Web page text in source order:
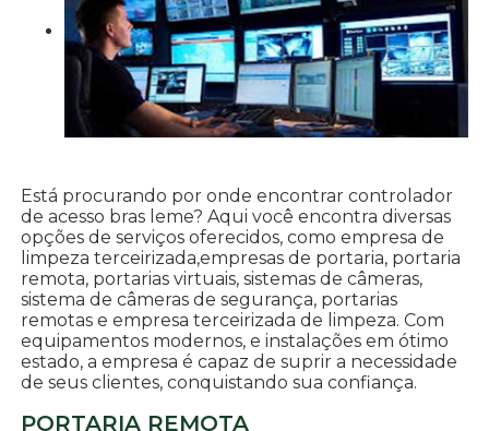
Está procurando por onde encontrar controlador
de acesso bras leme? Aqui você encontra diversas
opções de serviços oferecidos, como empresa de
limpeza terceirizada,empresas de portaria, portaria
remota, portarias virtuais, sistemas de câmeras,
sistema de câmeras de segurança, portarias
remotas e empresa terceirizada de limpeza. Com
equipamentos modernos, e instalações em ótimo
estado, a empresa é capaz de suprir a necessidade
de seus clientes, conquistando sua confiança.
PORTARIA REMOTA